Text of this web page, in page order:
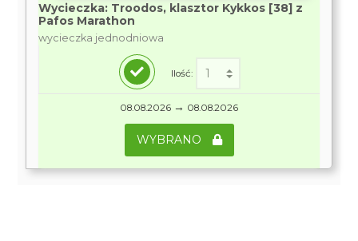
Wycieczka: Troodos, klasztor Kykkos [38] z
Pafos Marathon
wycieczka jednodniowa
Ilość:
08.08.2026 → 08.08.2026
WYBRANO